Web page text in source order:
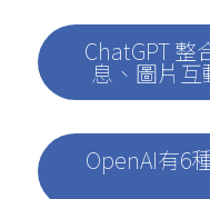
ChatGPT 整
息、圖片互
OpenAI有6